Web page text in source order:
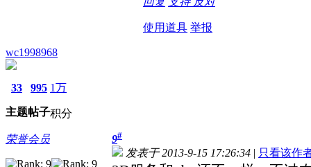
使用道具 举报
wc1998968
33
主题
995
帖子
1万
积分
荣誉会员 9#
发表于 2013-9-15 17:26:34 | 只看该作